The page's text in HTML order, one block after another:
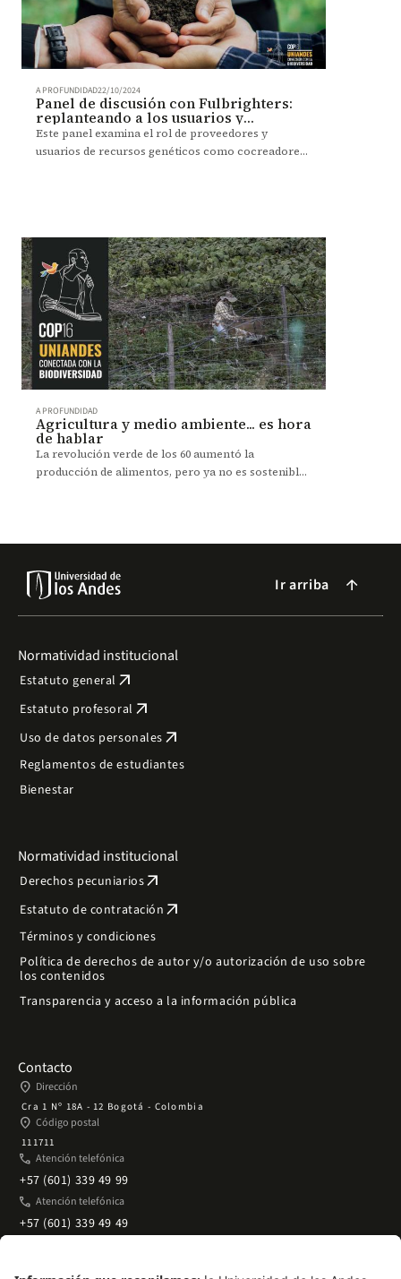
A PROFUNDIDAD22/10/2024
Panel de discusión con Fulbrighters:
replanteando a los usuarios y
proveedores de DSI como co-
creadores
Este panel examina el rol de proveedores y
usuarios de recursos genéticos como cocreadores
desafíos para la investigación.
A PROFUNDIDAD
Agricultura y medio ambiente... es hora
de hablar
La revolución verde de los 60 aumentó la
producción de alimentos, pero ya no es sostenible.
Ir arriba arrow_forward
Normatividad institucional
Estatuto general arrow_outward
Estatuto profesoral arrow_outward
Uso de datos personales arrow_outward
Reglamentos de estudiantes
Bienestar
Normatividad institucional
Derechos pecuniariosarrow_outward
Estatuto de contratación arrow_outward
Términos y condiciones
Política de derechos de autor y/o autorización de uso sobre
los contenidos
Transparencia y acceso a la información pública
Contacto
place Dirección
Cra 1 Nº 18A - 12 Bogotá - Colombia
place Código postal
111711
phone Atención telefónica
+57 (601) 339 49 99
phone Atención telefónica
+57 (601) 339 49 49